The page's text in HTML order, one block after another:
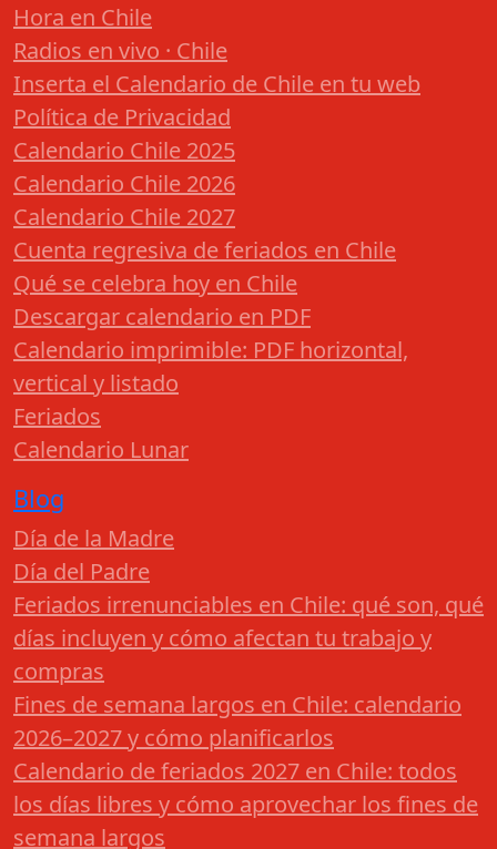
Hora en Chile
Radios en vivo · Chile
Inserta el Calendario de Chile en tu web
Política de Privacidad
Calendario Chile 2025
Calendario Chile 2026
Calendario Chile 2027
Cuenta regresiva de feriados en Chile
Qué se celebra hoy en Chile
Descargar calendario en PDF
Calendario imprimible: PDF horizontal,
vertical y listado
Feriados
Calendario Lunar
Blog
Día de la Madre
Día del Padre
Feriados irrenunciables en Chile: qué son, qué
días incluyen y cómo afectan tu trabajo y
compras
Fines de semana largos en Chile: calendario
2026–2027 y cómo planificarlos
Calendario de feriados 2027 en Chile: todos
los días libres y cómo aprovechar los fines de
semana largos